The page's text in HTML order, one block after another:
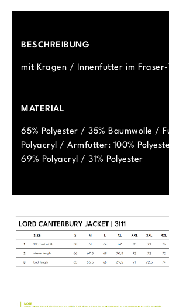
BESCHREIBUNG
mit Kragen / Innenfutter im
MATERIAL
65% Polyester / 35% Baumwolle /
Polyacryl / Armfutter: 100%
69% Polyacryl / 31% Polyester